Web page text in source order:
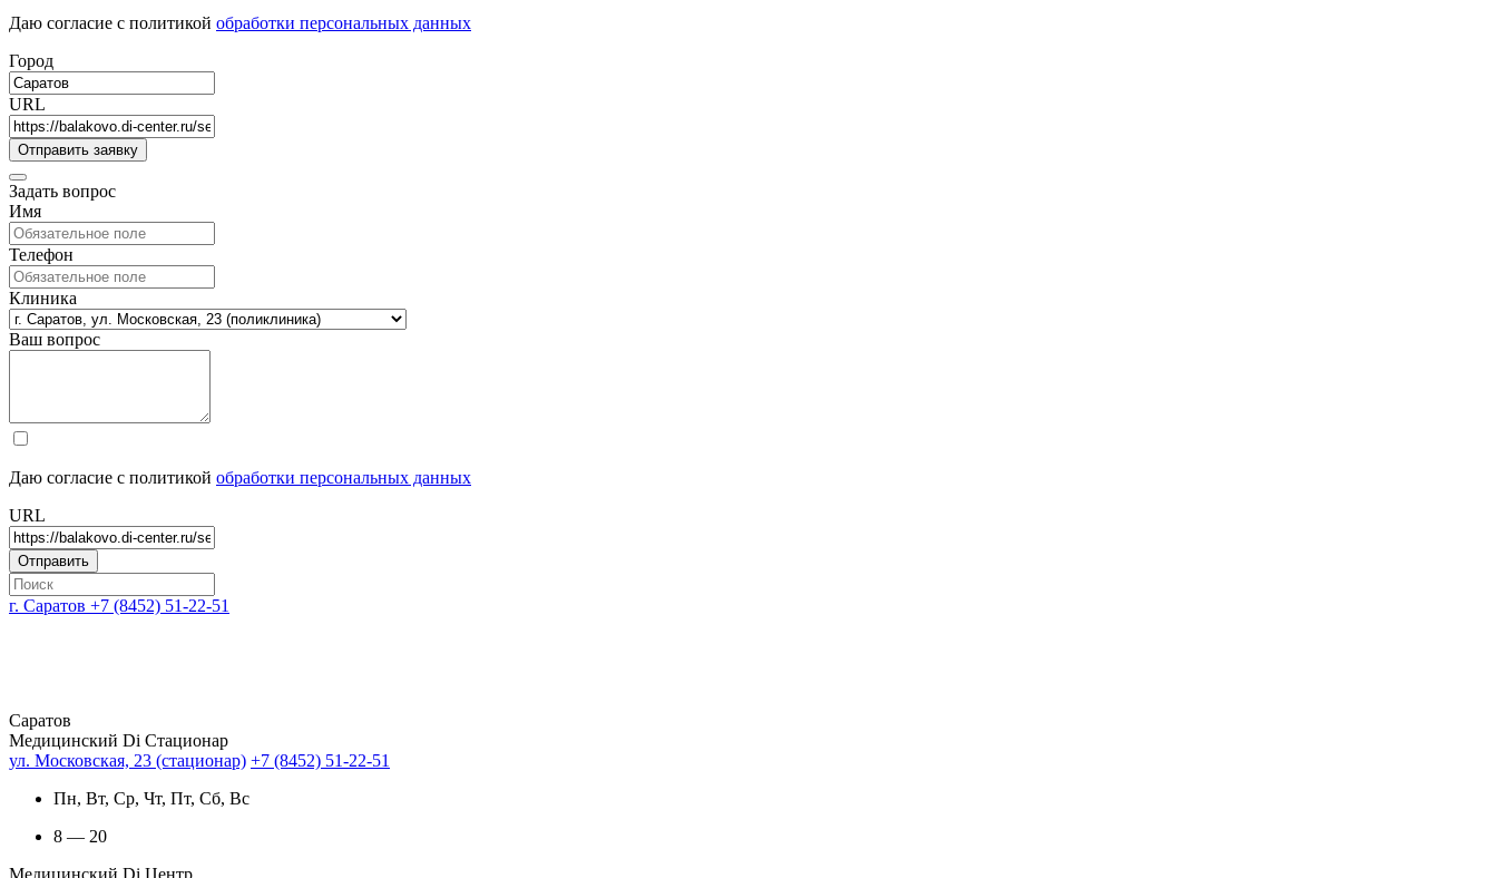
Даю согласие с политикой обработки персональных данных
Город
URL
Задать вопрос
Имя
Телефон
Клиника
Ваш вопрос
Даю согласие с политикой обработки персональных данных
URL
г. Саратов +7 (8452) 51-22-51
Саратов
Медицинский Di Стационар
ул. Московская, 23 (стационар) +7 (8452) 51-22-51
Пн, Вт, Ср, Чт, Пт, Сб, Вс
8 — 20
Медицинский Di Центр